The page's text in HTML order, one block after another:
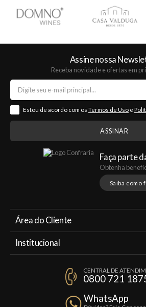
Assine nossa
Receba novidade e ofertas em
Estou de acordo com os Termos de Uso e
Faça parte
Obtenha
Saiba como
Área do Cliente
Institucional
Política de Privacidade
Trocas e Devoluções
CENTRAL DE
0800 721
WhatsApp